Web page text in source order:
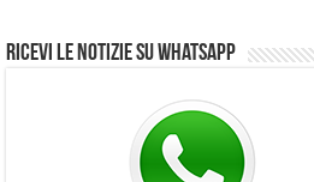
Ricevi le notizie su Whatsapp